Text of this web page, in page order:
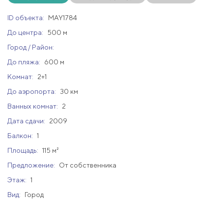
ID объекта:
MAY1784
До центра:
500 м
Город / Район:
До пляжа:
600 м
Комнат:
2+1
До аэропорта:
30 км
Ванных комнат:
2
Дата сдачи:
2009
Балкон: 1
Площадь: 115 м²
Предложение:
От собственника
Этаж: 1
Вид:
Город